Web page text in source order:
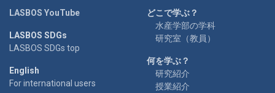
LASBOS YouTube
LASBOS SDGs
LASBOS SDGs top
English
For international users
どこで学ぶ？
水産学部の学科
研究室（教員）
何を学ぶ？
研究紹介
授業紹介